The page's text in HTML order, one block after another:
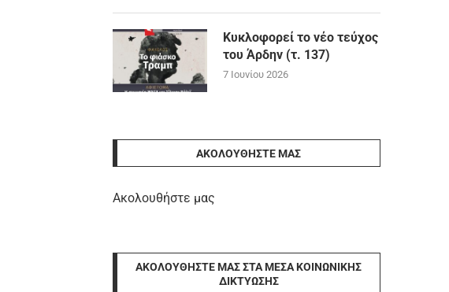
Κυκλοφορεί το νέο τεύχος
του Άρδην (τ. 137)
7 Ιουνίου 2026
ΑΚΟΛΟΥΘΉΣΤΕ ΜΑΣ
Ακολουθήστε μας
ΑΚΟΛΟΥΘΉΣΤΕ ΜΑΣ ΣΤΑ ΜΈΣΑ ΚΟΙΝΩΝΙΚΉΣ
ΔΙΚΤΎΩΣΗΣ